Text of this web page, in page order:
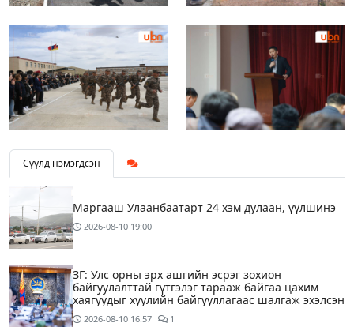
Сүүлд нэмэгдсэн
Маргааш Улаанбаатарт 24 хэм дулаан, үүлшинэ
2026-08-10 19:00
ЗГ: Улс орны эрх ашгийн эсрэг зохион
байгуулалттай гүтгэлэг тарааж байгаа цахим
хаягуудыг хуулийн байгууллагаас шалгаж эхэлсэн
2026-08-10 16:57 1